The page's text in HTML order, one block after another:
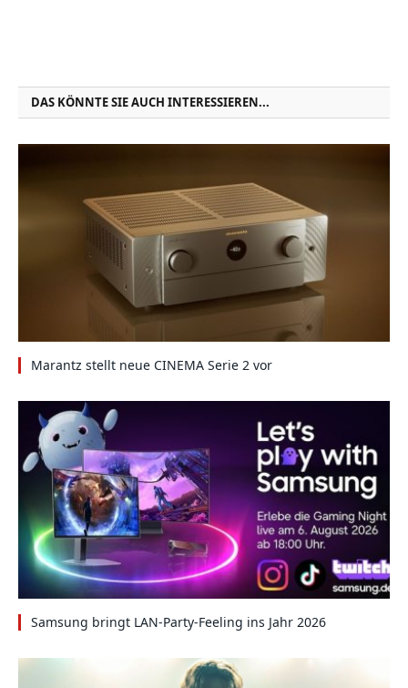
DAS KÖNNTE SIE AUCH INTERESSIEREN...
Marantz stellt neue CINEMA Serie 2 vor
Samsung bringt LAN-Party-Feeling ins Jahr 2026